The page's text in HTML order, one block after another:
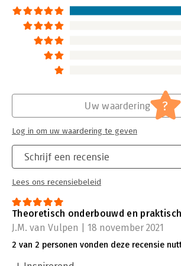
hun ervaringen als adviseurs op dit thema
handzaam en praktisch boek. Dit helpt je
leren samenwerken. Een aanrader." - Rens
Driestar Educatief
Schrijf een recensie
Lees ons recensiebeleid
Uw waardering ?
Log in om uw waardering te geven
Theoretisch onderbouwd en praktisch
J.M. van Vulpen | 18 november 2021
2 van 2 personen vonden deze recensie